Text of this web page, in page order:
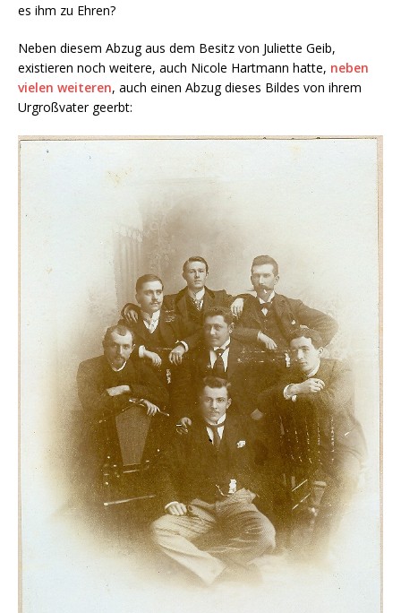
es ihm zu Ehren?
Neben diesem Abzug aus dem Besitz von Juliette Geib,
existieren noch weitere, auch Nicole Hartmann hatte, neben
vielen weiteren, auch einen Abzug dieses Bildes von ihrem
Urgroßvater geerbt: